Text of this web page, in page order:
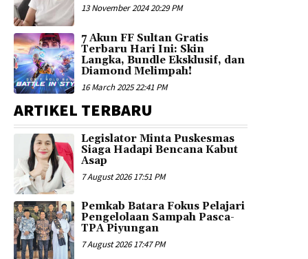
13 November 2024 20:29 PM
7 Akun FF Sultan Gratis
Terbaru Hari Ini: Skin
Langka, Bundle Eksklusif, dan
Diamond Melimpah!
16 March 2025 22:41 PM
ARTIKEL TERBARU
Legislator Minta Puskesmas
Siaga Hadapi Bencana Kabut
Asap
7 August 2026 17:51 PM
Pemkab Batara Fokus Pelajari
Pengelolaan Sampah Pasca-
TPA Piyungan
7 August 2026 17:47 PM